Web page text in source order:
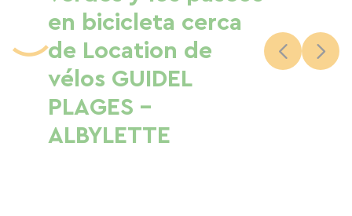
en bicicleta cerca
de Location de
vélos GUIDEL
PLAGES –
ALBYLETTE